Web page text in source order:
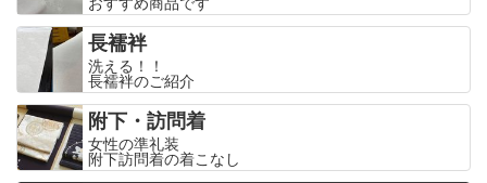
長襦袢
洗える！！
長襦袢のご紹介
附下・訪問着
女性の準礼装
附下訪問着の着こなし